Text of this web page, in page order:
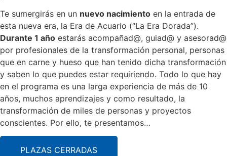
Te sumergirás en un nuevo nacimiento en la entrada de
esta nueva era, la Era de Acuario (“La Era Dorada”).
Durante 1 año estarás acompañad@, guiad@ y asesorad@
por profesionales de la transformación personal, personas
que en carne y hueso que han tenido dicha transformación
y saben lo que puedes estar requiriendo. Todo lo que hay
en el programa es una larga experiencia de más de 10
años, muchos aprendizajes y como resultado, la
transformación de miles de personas y proyectos
conscientes. Por ello, te presentamos…
PLAZAS CERRADAS